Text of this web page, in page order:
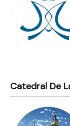
Catedral De